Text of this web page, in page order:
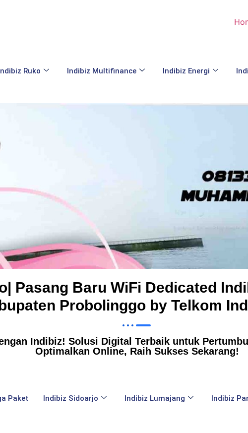
Ruko Indibiz Multifinance Indibiz Energi
Pasang Baru WiFi Dedicated
Probolinggo by Telkom
Indibiz! Solusi Digital Terbaik untuk
Optimalkan Online, Raih Sukses Sekarang!
Paket Indibiz Sidoarjo Indibiz Lumajang Indibiz